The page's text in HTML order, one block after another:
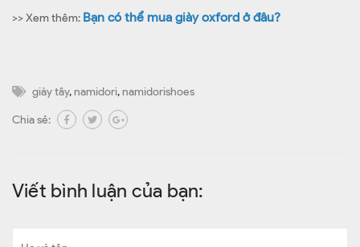
>> Xem thêm: Bạn có thể mua giày oxford ở đâu?
giày tây,namidori,namidorishoes
Chia sẻ:
Viết bình luận của bạn: